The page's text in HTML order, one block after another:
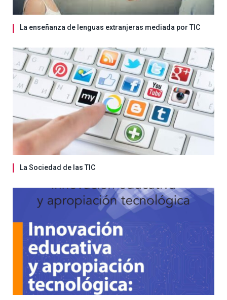
La enseñanza de lenguas extranjeras mediada por TIC
La Sociedad de las TIC